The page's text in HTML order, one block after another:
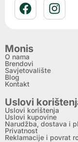
Monis
O nama
Brendovi
Savjetovalište
Blog
Kontakt
Uslovi
Uslovi korištenja
Uslovi kupovine
Narudžba, dostava i
Privatnost
Reklamacije i povrat